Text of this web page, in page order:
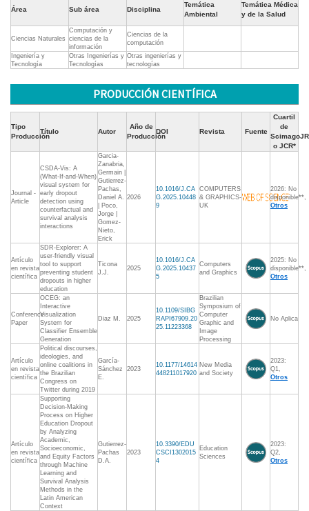
Área Sub área Disciplina
Temática
Ambiental
Temática Médica
y de la Salud
Ciencias Naturales
Computación y
ciencias de la
información
Ciencias de la
computación
Ingeniería y
Tecnología
Otras Ingenierías y
Tecnologías
Otras ingenierías y
tecnologías
PRODUCCIÓN CIENTÍFICA
Tipo
Producción
Título Autor
Año de
Producción
DOI Revista Fuente
Cuartil
de
ScimagoJR
o JCR*
Journal -
Article
CSDA-Vis: A
(What-If-and-When)
visual system for
early dropout
detection using
counterfactual and
survival analysis
interactions
Garcia-
Zanabria,
Germain |
Gutierrez-
Pachas,
Daniel A.
| Poco,
Jorge |
Gomez-
Nieto,
Erick
2026
10.1016/J.CA
G.2025.10448
9
COMPUTERS
& GRAPHICS-
UK
2026: No
disponible**,
Otros
Artículo
en revista
científica
SDR-Explorer: A
user-friendly visual
tool to support
preventing student
dropouts in higher
education
Ticona
J.J.
2025
10.1016/J.CA
G.2025.10437
5
Computers
and Graphics
2025: No
disponible**,
Otros
Conference
Paper
OCEG: an
Interactive
Visualization
System for
Classifier Ensemble
Generation
Diaz M. 2025
10.1109/SIBG
RAPI67909.20
25.11223368
Brazilian
Symposium of
Computer
Graphic and
Image
Processing
No Aplica
Artículo
en revista
científica
Political discourses,
ideologies, and
online coalitions in
the Brazilian
Congress on
Twitter during 2019
García-
Sánchez
E.
2023
10.1177/14614
448211017920
New Media
and Society
2023:
Q1,
Otros
Artículo
en revista
científica
Supporting
Decision-Making
Process on Higher
Education Dropout
by Analyzing
Academic,
Socioeconomic,
and Equity Factors
through Machine
Learning and
Survival Analysis
Methods in the
Latin American
Context
Gutierrez-
Pachas
D.A.
2023
10.3390/EDU
CSCI1302015
4
Education
Sciences
2023:
Q2,
Otros